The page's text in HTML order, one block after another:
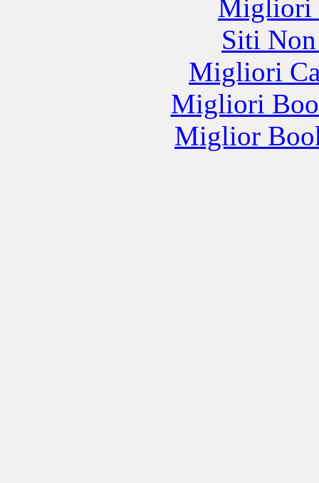
Migliori
Siti
Migliori
Migliori
Miglior